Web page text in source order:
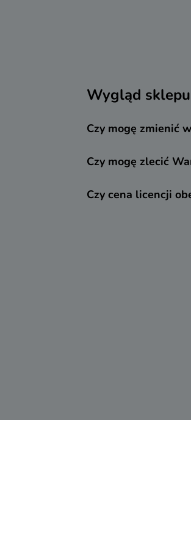
Wygląd sklepu
Czy mogę zmienić
Czy mogę zlecić
Czy cena licencji